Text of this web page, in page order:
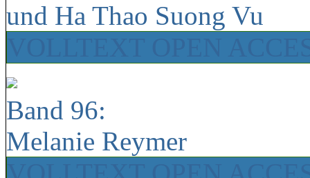
und Ha Thao Suong Vu
Band 96:
Melanie Reymer